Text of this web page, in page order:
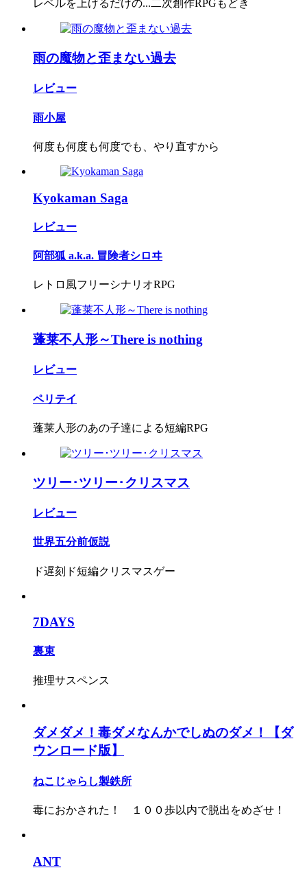
レベルを上げるだけの...二次創作RPGもどき
雨の魔物と歪まない過去
レビュー
雨小屋
何度も何度も何度でも、やり直すから
Kyokaman Saga
レビュー
阿部狐 a.k.a. 冒険者シロヰ
レトロ風フリーシナリオRPG
蓬莱不人形～There is nothing
レビュー
ペリテイ
蓬莱人形のあの子達による短編RPG
ツリー･ツリー･クリスマス
レビュー
世界五分前仮説
ド遅刻ド短編クリスマスゲー
7DAYS
裏束
推理サスペンス
ダメダメ！毒ダメなんかでしぬのダメ！【ダ
ウンロード版】
ねこじゃらし製鉄所
毒におかされた！ １００歩以内で脱出をめざせ！
ANT